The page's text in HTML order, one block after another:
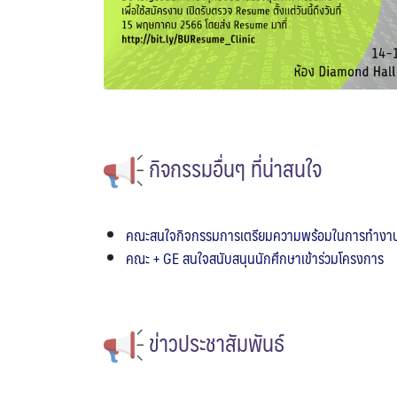
กิจกรรมอื่นๆ ที่น่าสนใจ
คณะสนใจกิจกรรมการเตรียมความพร้อมในการทำง
คณะ + GE สนใจสนับสนุนนักศึกษาเข้าร่วมโครงการ
ข่าวประชาสัมพันธ์